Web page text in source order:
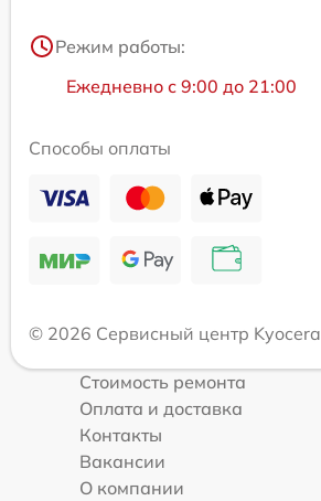
Режим работы:
Ежедневно с 9:00 до 21:00
Способы оплаты
© 2026 Сервисный центр Kyocera
Стоимость ремонта
Оплата и доставка
Контакты
Вакансии
О компании